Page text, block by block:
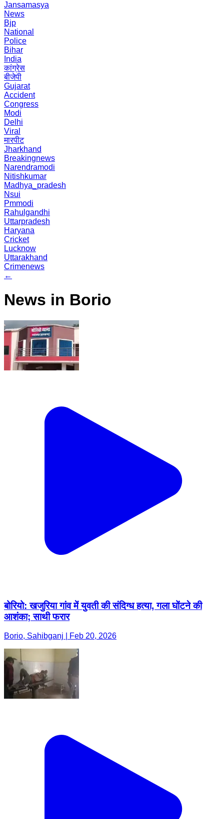
Jansamasya
News
Bjp
National
Police
Bihar
India
कांग्रेस
बीजेपी
Gujarat
Accident
Congress
Modi
Delhi
Viral
मारपीट
Jharkhand
Breakingnews
Narendramodi
Nitishkumar
Madhya_pradesh
Nsui
Pmmodi
Rahulgandhi
Uttarpradesh
Haryana
Cricket
Lucknow
Uttarakhand
Crimenews
←
News in Borio
बोरियो: खजुरिया गांव में युवती की संदिग्ध हत्या, गला घोंटने की
आशंका; साथी फरार
Borio, Sahibganj | Feb 20, 2026